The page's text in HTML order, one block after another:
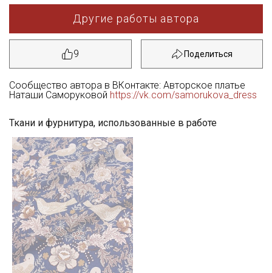
Другие работы автора
9
Сообщество автора в ВКонтакте: Авторское платье
Наташи Саморуковой https://vk.com/samorukova_dress
Ткани и фурнитура, использованные в работе
Секретная рассылка от Купава